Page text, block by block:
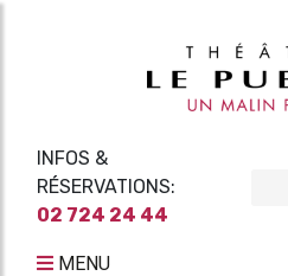
INFOS &
RÉSERVATIONS:
02 724 24 44
MENU